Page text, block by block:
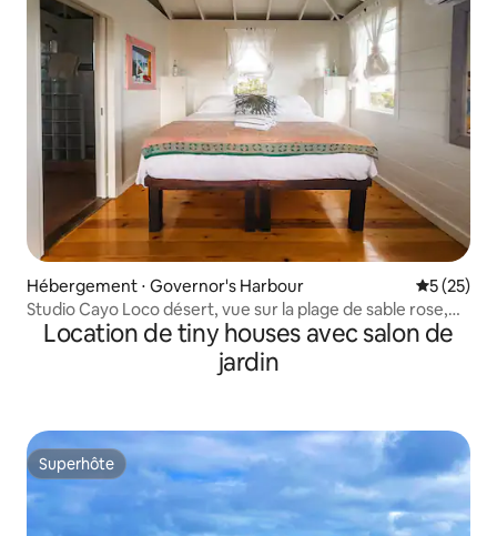
Hébergement ⋅ Governor's Harbour
5 (25)
Studio Cayo Loco désert, vue sur la plage de sable rose,
2 adultes
Location de tiny houses avec salon de
jardin
Superhôte
Superhôte